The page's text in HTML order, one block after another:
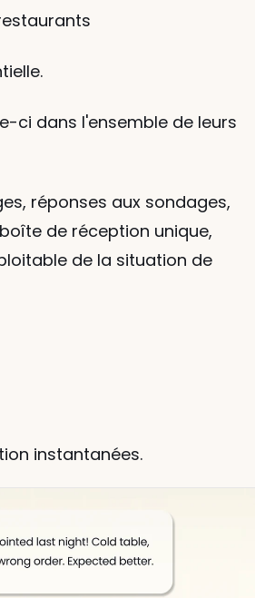
ci dans l'ensemble de leurs
réponses aux sondages,
de réception unique,
de la situation de
instantanées.